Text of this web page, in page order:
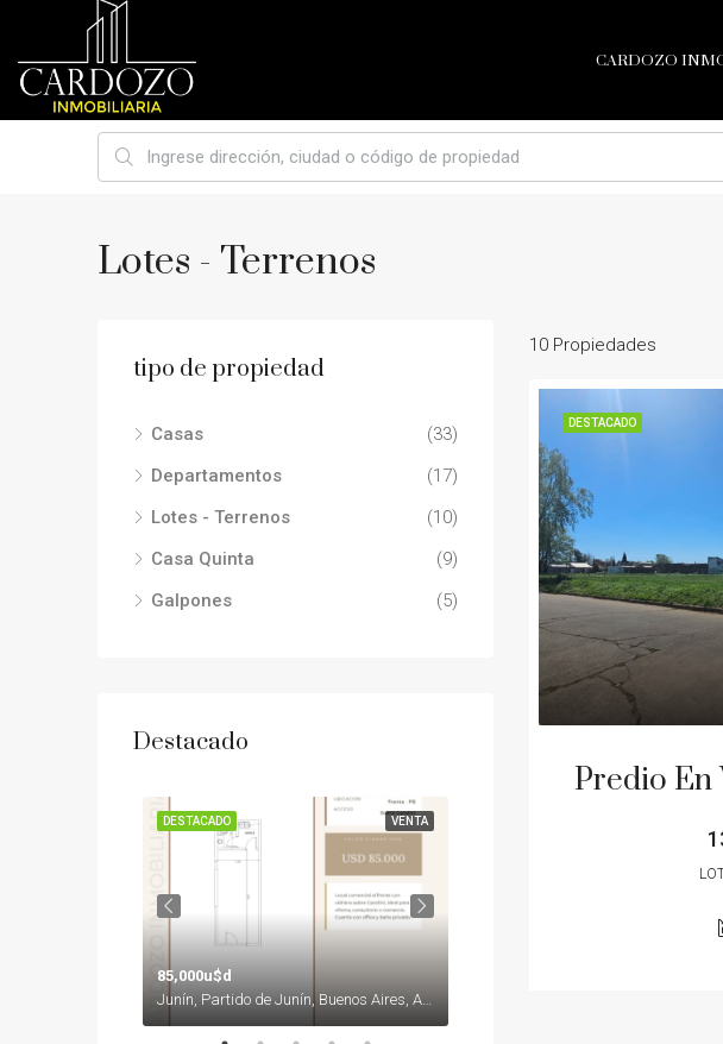
CARDOZO
Lotes - Terrenos
10 Propiedades
DESTACADO
tipo de propiedad
Casas
(33)
Departamentos
(17)
Lotes - Terrenos
(10)
Casa Quinta
(9)
Galpones
(5)
Destacado
VENTA
DESTACADO
85,000u$d